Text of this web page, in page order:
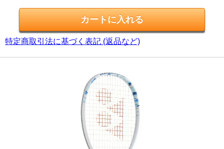
特定商取引法に基づく表記 (返品など)